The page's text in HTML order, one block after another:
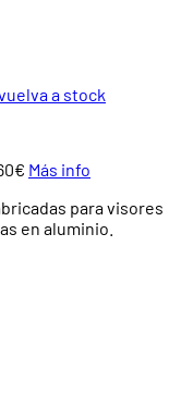
a stock
Más info
para visores
en aluminio.